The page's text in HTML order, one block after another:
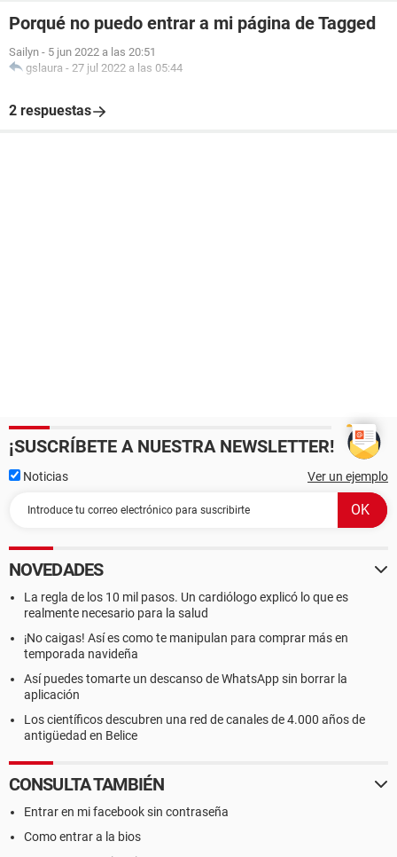
Porqué no puedo entrar a mi página de Tagged
Sailyn - 5 jun 2022 a las 20:51
gslaura - 27 jul 2022 a las 05:44
2 respuestas
¡SUSCRÍBETE A NUESTRA NEWSLETTER!
Noticias Ver un ejemplo
NOVEDADES
La regla de los 10 mil pasos. Un cardiólogo explicó lo que es
realmente necesario para la salud
¡No caigas! Así es como te manipulan para comprar más en
temporada navideña
Así puedes tomarte un descanso de WhatsApp sin borrar la
aplicación
Los científicos descubren una red de canales de 4.000 años de
antigüedad en Belice
CONSULTA TAMBIÉN
Entrar en mi facebook sin contraseña
Como entrar a la bios